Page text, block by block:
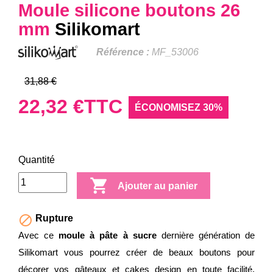
Moule silicone boutons 26
mm Silikomart
Référence : MF_53006
31,88 €
22,32 €TTC ÉCONOMISEZ 30%
Quantité
 Ajouter au panier
 Rupture
Avec ce moule à pâte à sucredernière génération de
Silikomart vous pourrez créer de beaux boutons pour
décorer vos gâteaux et cakes design en toute facilité.